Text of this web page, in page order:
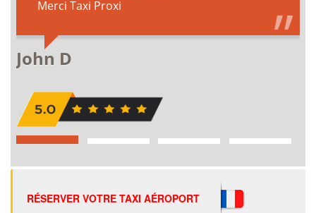
RÉSERVER VOTRE TAXI AÉROPORT